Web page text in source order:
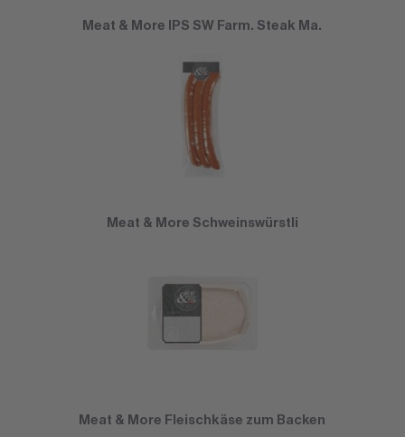
Meat & More IPS SW Farm. Steak Ma.
Meat & More Schweinswürstli
Meat & More Fleischkäse zum Backen